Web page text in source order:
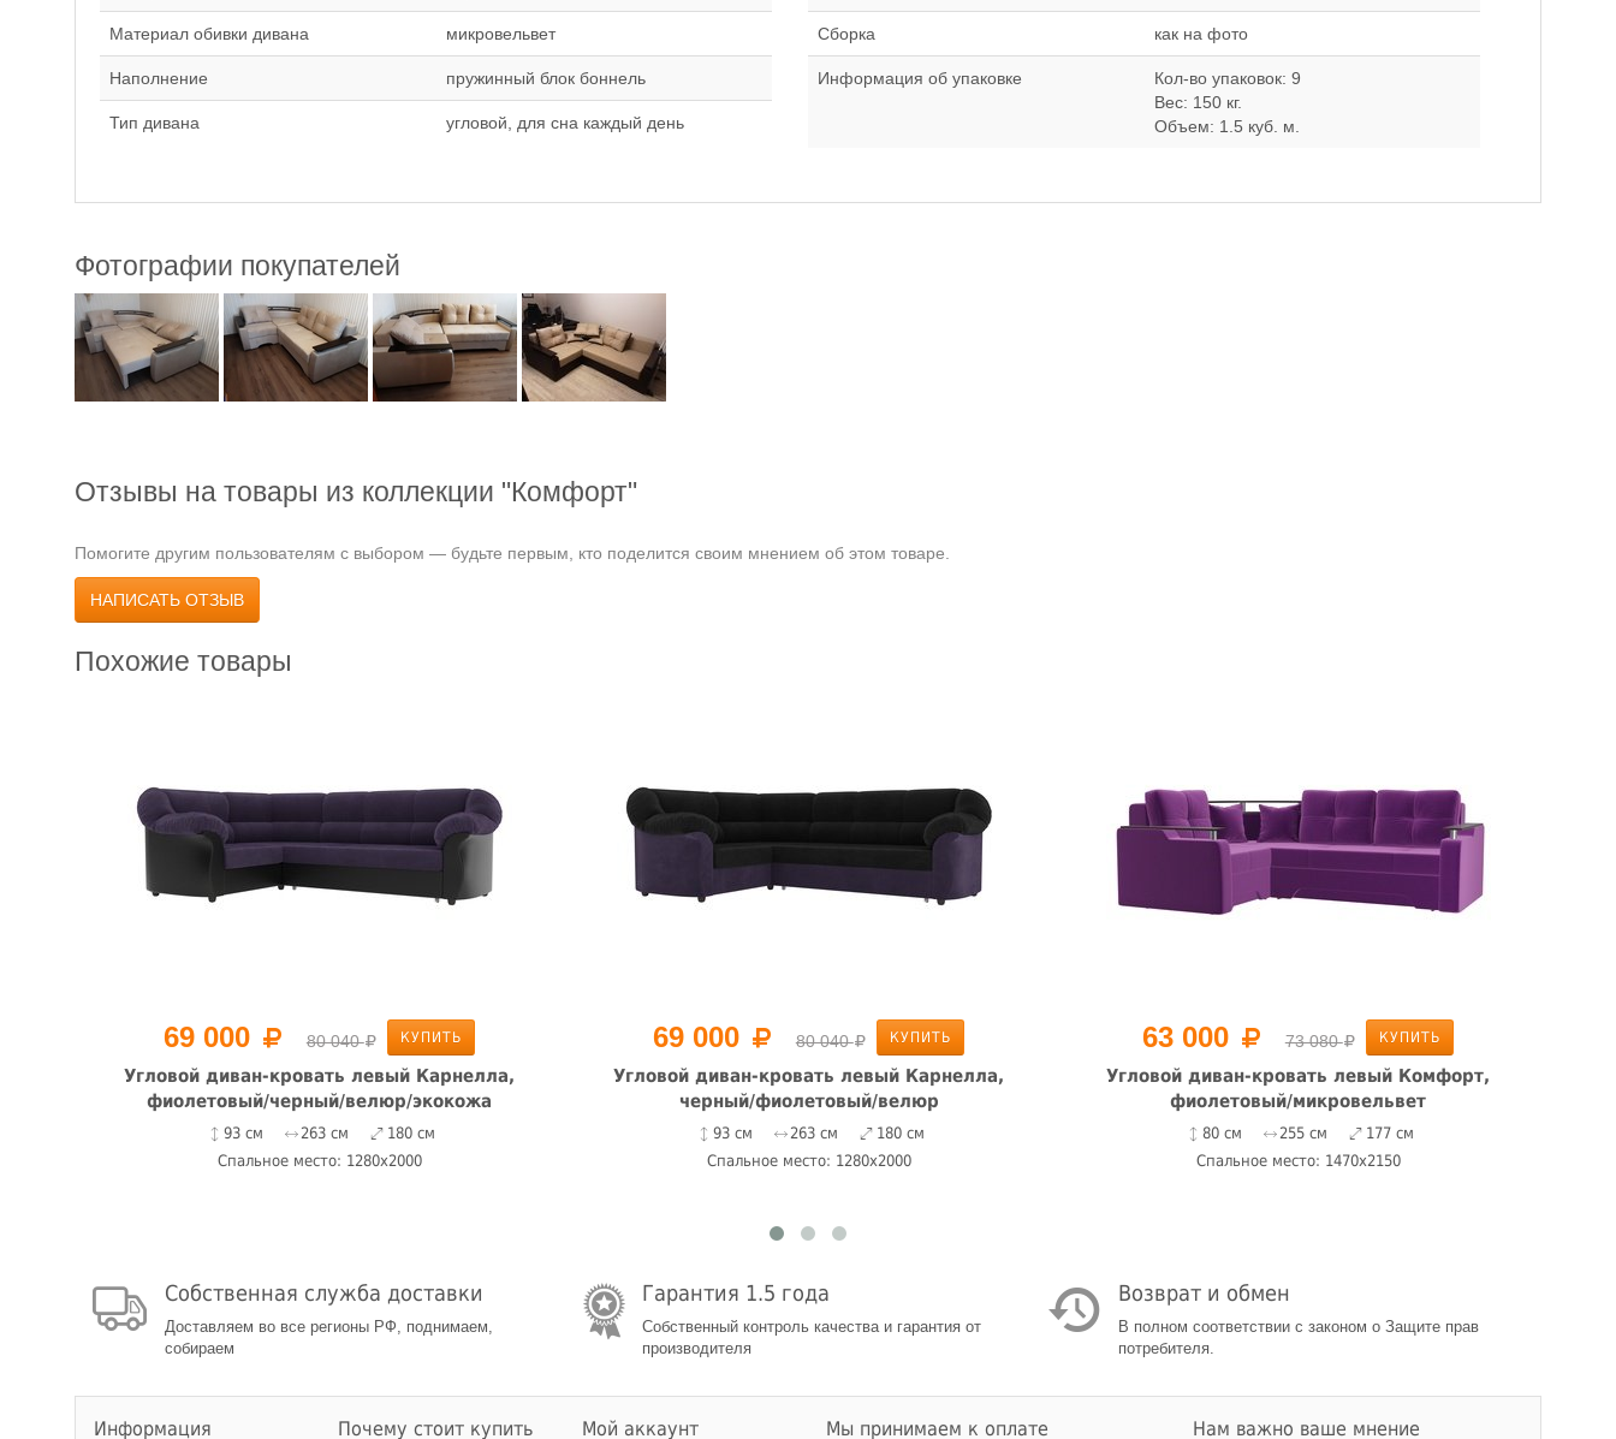
Материал обивки дивана микровельвет
Наполнение пружинный блок боннель
Тип дивана угловой, для сна каждый день
Сборка как на фото
Информация об упаковке
Кол-во упаковок: 9
Вес: 150 кг.
Объем: 1.5 куб. м.
Фотографии покупателей
Отзывы на товары из коллекции "Комфорт"
Помогите другим пользователям с выбором — будьте первым, кто поделится своим мнением об этом товаре.
НАПИСАТЬ ОТЗЫВ
Похожие товары
69 000 80 040 КУПИТЬ
Угловой диван-кровать левый Карнелла,
фиолетовый/черный/велюр/экокожа
93 см 263 см
180 см
Спальное место: 1280x2000
69 000 80 040 КУПИТЬ
Угловой диван-кровать левый Карнелла,
черный/фиолетовый/велюр
93 см 263 см
180 см
Спальное место: 1280x2000
63 000 73 080 КУПИТЬ
Угловой диван-кровать левый Комфорт,
фиолетовый/микровельвет
80 см 255 см
177 см
Спальное место: 1470x2150
Собственная служба доставки
Доставляем во все регионы РФ, поднимаем,
собираем
Гарантия 1.5 года
Собственный контроль качества и гарантия от
производителя
Возврат и обмен
В полном соответствии с законом о Защите прав
потребителя.
Информация Почему стоит купить Мой аккаунт Мы принимаем к оплате Нам важно ваше мнение